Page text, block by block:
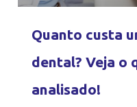
Quanto custa
dental? Veja o
analisado!